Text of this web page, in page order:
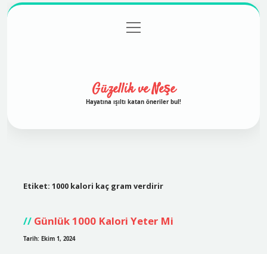
Gizlilik Politikası
menüyü
aç
Güzellik ve Neşe
Hayatına ışıltı katan öneriler bul!
Etiket: 1000 kalori kaç gram verdirir
Günlük 1000 Kalori Yeter Mi
Tarih: Ekim 1, 2024